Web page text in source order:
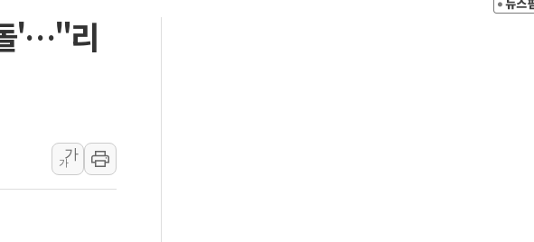
여수 오동도 인근 해상서 모터보트 전복…1명 사망·1명 실종
'화합' 꺼낸 김민석에 '뻔뻔' 받아친 정청래…제주 연설서 신경전 고조
李대통령, ISA 개편 재검토 지시…與 "적극 환영"·野 "졸속 국정"
'…"리
가
가